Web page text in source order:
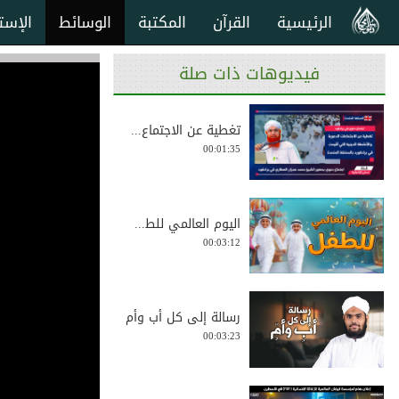
الوسائط المكتبة القرآن الرئيسية
فيديوهات ذات صلة
تغطية عن الاجتماع...
00:01:35
اليوم العالمي للط...
00:03:12
رسالة إلى كل أب وأم
00:03:23